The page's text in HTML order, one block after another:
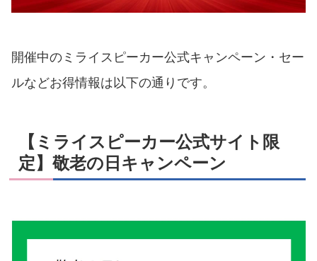
開催中のミライスピーカー公式キャンペーン・セー
ルなどお得情報は以下の通りです。
【ミライスピーカー公式サイト限
定】敬老の日キャンペーン